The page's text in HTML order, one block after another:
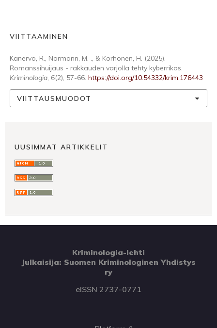
VIITTAAMINEN
Kanervo, R., Normann, M. ., & Korhonen, H. (2025).
Romanssihuijaus - rakkauden varjolla tehty kyberrikos.
Kriminologia, 6(2), 57-66. https://doi.org/10.54332/krim.176443
VIITTAUSMUODOT
UUSIMMAT ARTIKKELIT
Kriminologia-lehti
Julkaisija: Suomen Kriminologinen Yhdistys
ry
eISSN 2737-0771